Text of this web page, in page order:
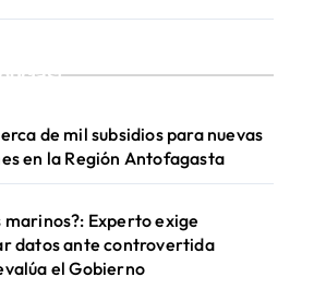
de mil subsidios para nuevas
en la Región Antofagasta
marinos?: Experto exige
datos ante controvertida
el Gobierno